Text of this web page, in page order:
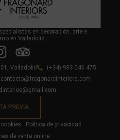
en decoración, arte e
en Valladolid.
Valladolid
(+34) 983 046 475
contacto@fragonardinteriors.com
PREVIA
Política de privacidad
de venta online